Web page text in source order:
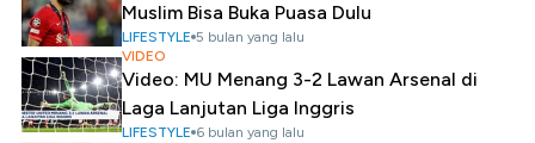
Muslim Bisa Buka Puasa Dulu
LIFESTYLE 5 bulan yang lalu
VIDEO
Video: MU Menang 3-2 Lawan Arsenal di
Laga Lanjutan Liga Inggris
LIFESTYLE 6 bulan yang lalu